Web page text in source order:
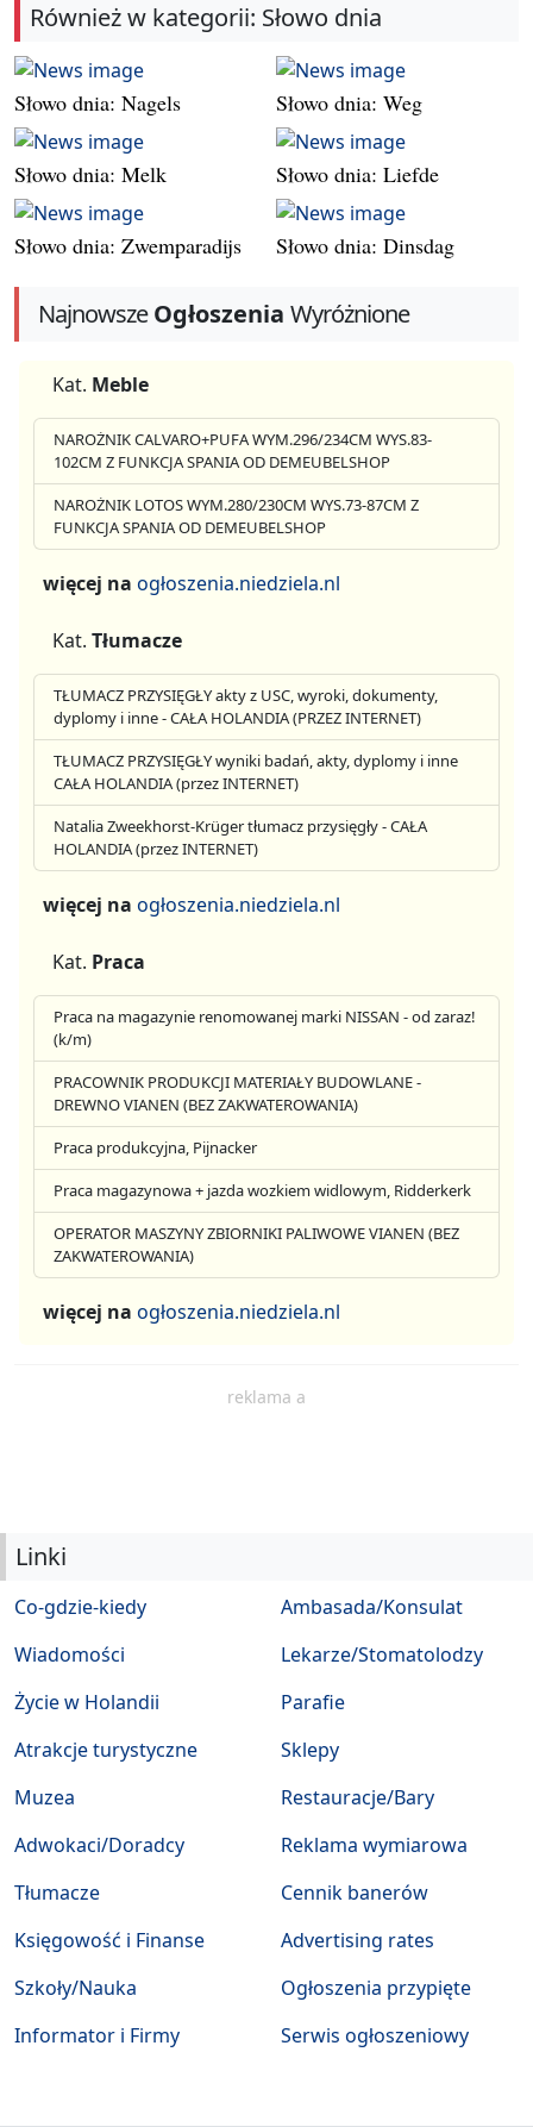
Również w kategorii: Słowo dnia
Słowo dnia: Nagels Słowo dnia: Weg
Słowo dnia: Melk Słowo dnia: Liefde
Słowo dnia: Zwemparadijs Słowo dnia: Dinsdag
NajnowszeOgłoszenia Wyróżnione
Kat. Meble
NAROŻNIK CALVARO+PUFA WYM.296/234CM WYS.83-
102CM Z FUNKCJA SPANIA OD DEMEUBELSHOP
NAROŻNIK LOTOS WYM.280/230CM WYS.73-87CM Z
FUNKCJA SPANIA OD DEMEUBELSHOP
więcej na ogłoszenia.niedziela.nl
Kat. Tłumacze
TŁUMACZ PRZYSIĘGŁY akty z USC, wyroki, dokumenty,
dyplomy i inne - CAŁA HOLANDIA (PRZEZ INTERNET)
TŁUMACZ PRZYSIĘGŁY wyniki badań, akty, dyplomy i inne
CAŁA HOLANDIA (przez INTERNET)
Natalia Zweekhorst-Krüger tłumacz przysięgły - CAŁA
HOLANDIA (przez INTERNET)
więcej na ogłoszenia.niedziela.nl
Kat. Praca
Praca na magazynie renomowanej marki NISSAN - od zaraz!
(k/m)
PRACOWNIK PRODUKCJI MATERIAŁY BUDOWLANE -
DREWNO VIANEN (BEZ ZAKWATEROWANIA)
Praca produkcyjna, Pijnacker
Praca magazynowa + jazda wozkiem widlowym, Ridderkerk
OPERATOR MASZYNY ZBIORNIKI PALIWOWE VIANEN (BEZ
ZAKWATEROWANIA)
więcej na ogłoszenia.niedziela.nl
reklama a
Linki
Co-gdzie-kiedy
Wiadomości
Życie w Holandii
Atrakcje turystyczne
Muzea
Ambasada/Konsulat
Lekarze/Stomatolodzy
Parafie
Sklepy
Restauracje/Bary
Adwokaci/Doradcy
Tłumacze
Księgowość i Finanse
Szkoły/Nauka
Informator i Firmy
Reklama wymiarowa
Cennik banerów
Advertising rates
Ogłoszenia przypięte
Serwis ogłoszeniowy